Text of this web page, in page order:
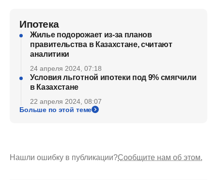
Ипотека
Жилье подорожает из-за планов
правительства в Казахстане, считают
аналитики
24 апреля 2024, 07:18
Условия льготной ипотеки под 9% смягчили
в Казахстане
22 апреля 2024, 08:07
Больше по этой теме
Нашли ошибку в публикации?Сообщите нам об этом.